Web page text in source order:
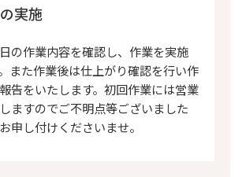
実施
の作業内容を確認し、作業を実施
また作業後は仕上がり確認を行い作
告をいたします。初回作業には営業
ますのでご不明点等ございました
申し付けくださいませ。